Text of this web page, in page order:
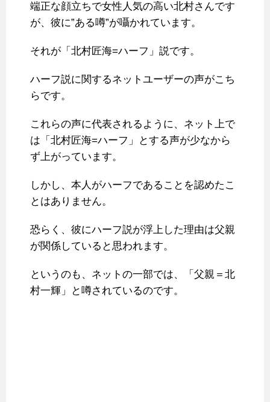
端正な顔立ちで女性人気の高い北村さんです
が、彼に”ある噂”が囁かれています。
それが「北村匠海=ハーフ」説です。
ハーフ説に関するネットユーザーの声がこち
らです。
これらの声に代表されるように、ネット上で
は「北村匠海=ハーフ」とする声が少なから
ず上がっています。
しかし、本人がハーフであることを認めたこ
とはありません。
恐らく、彼にハーフ説が浮上した理由は父親
が関係していると思われます。
というのも、ネットの一部では、「父親＝北
村一輝」と噂されているのです。